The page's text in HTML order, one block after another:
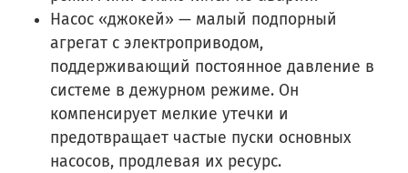
Насос «джокей» — малый подпорный
агрегат с электроприводом,
поддерживающий постоянное давление в
системе в дежурном режиме. Он
компенсирует мелкие утечки и
предотвращает частые пуски основных
насосов, продлевая их ресурс.